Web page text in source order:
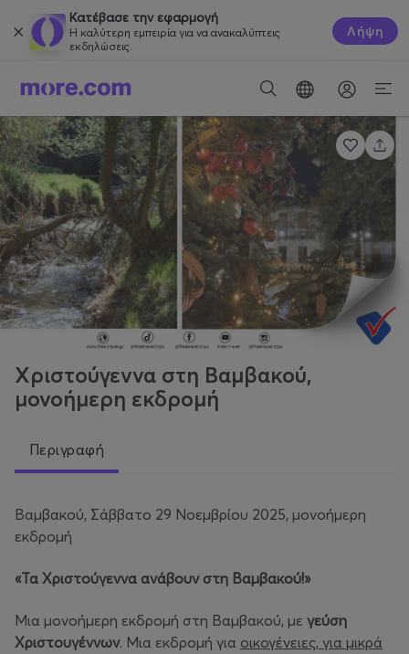
Κατέβασε την εφαρμογή
Η καλύτερη εμπειρία για να ανακαλύπτεις
εκδηλώσεις.
Λήψη
Χριστούγεννα στη Βαμβακού,
μονοήμερη εκδρομή
Περιγραφή
Βαμβακού, Σάββατο 29 Νοεμβρίου 2025, μονοήμερη
εκδρομή
«Τα Χριστούγεννα ανάβουν στη Βαμβακού!»
Μια μονοήμερη εκδρομή στη Βαμβακού, με γεύση
Χριστουγέννων. Μια εκδρομή για οικογένειες, για μικρά